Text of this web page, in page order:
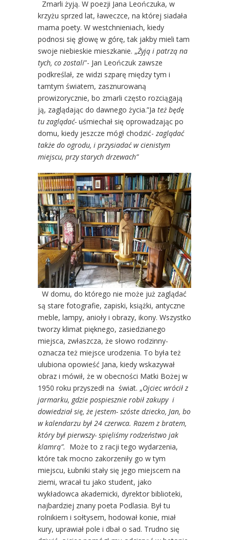
Zmarli żyją. W poezji Jana Leończuka, w
krzyżu sprzed lat, ławeczce, na której siadała
mama poety. W westchnieniach, kiedy
podnosi się głowę w górę, tak jakby mieli tam
swoje niebieskie mieszkanie. „Żyją i patrzą na
tych, co zostali”- Jan Leończuk zawsze
podkreślał, ze widzi szparę między tym i
tamtym światem, zasznurowaną
prowizorycznie, bo zmarli często rozciągają
ją, zaglądając do dawnego życia.”Ja też będę
tu zaglądać- uśmiechał się oprowadzając po
domu, kiedy jeszcze mógł chodzić- zaglądać
także do ogrodu, i przysiadać w cienistym
miejscu, przy starych drzewach”
W domu, do którego nie może już zaglądać
są stare fotografie, zapiski, książki, antyczne
meble, lampy, anioły i obrazy, ikony. Wszystko
tworzy klimat pięknego, zasiedzianego
miejsca, zwłaszcza, że słowo rodzinny-
oznacza też miejsce urodzenia. To była też
ulubiona opowieść Jana, kiedy wskazywał
obraz i mówił, że w obecności Matki Bożej w
1950 roku przyszedł na świat. „Ojciec wrócił z
jarmarku, gdzie pospiesznie robił zakupy i
dowiedział się, że jestem- szóste dziecko, Jan, bo
w kalendarzu był 24 czerwca. Razem z bratem,
który był pierwszy- spięliśmy rodzeństwo jak
klamrą”. Może to z racji tego wydarzenia,
które tak mocno zakorzeniły go w tym
miejscu, Łubniki stały się jego miejscem na
ziemi, wracał tu jako student, jako
wykładowca akademicki, dyrektor biblioteki,
najbardziej znany poeta Podlasia. Był tu
rolnikiem i sołtysem, hodował konie, miał
kury, uprawiał pole i dbał o sad. Trudno się